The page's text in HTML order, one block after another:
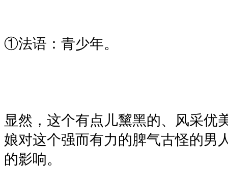
①法语：青少年。
显然，这个有点儿黧黑的、风采优
娘对这个强而有力的脾气古怪的男
的影响。